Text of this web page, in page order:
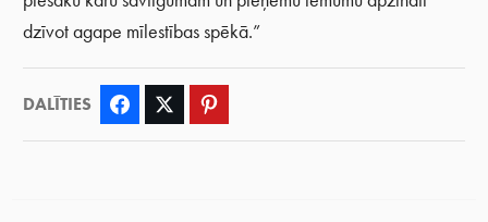
dzīvot agape mīlestības spēkā.”
DALĪTIES Facebook Twitter